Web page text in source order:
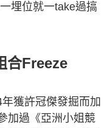
埋位就一take過搞
合Freeze
獲許冠傑發掘而加
加過《亞洲小姐競